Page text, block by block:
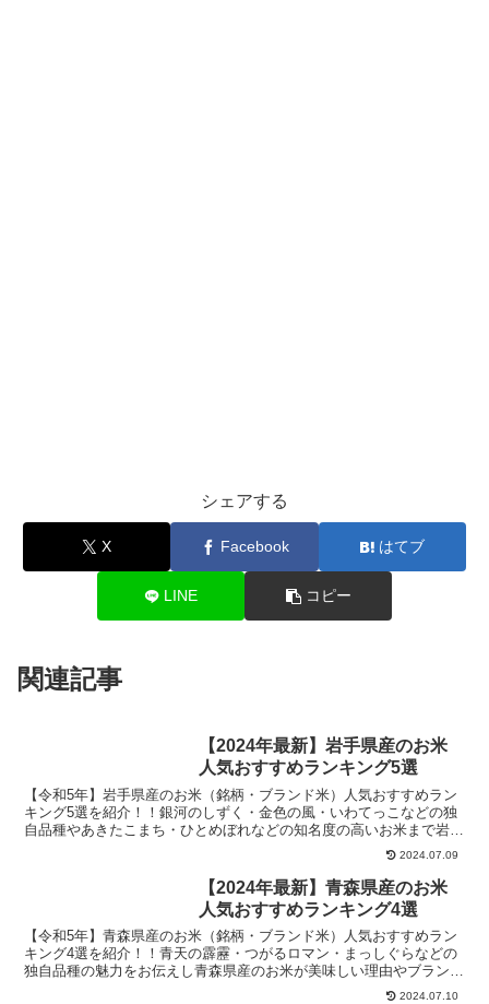
シェアする
X Facebook はてブ
LINE コピー
関連記事
【2024年最新】岩手県産のお米
人気おすすめランキング5選
【令和5年】岩手県産のお米（銘柄・ブランド米）人気おすすめラン
キング5選を紹介！！銀河のしずく・金色の風・いわてっこなどの独
自品種やあきたこまち・ひとめぼれなどの知名度の高いお米まで岩手
県産のお米が美味しい理由やブランド米それぞれの特徴・口コミ、安
2024.07.09
【2024年最新】青森県産のお米
人気おすすめランキング4選
【令和5年】青森県産のお米（銘柄・ブランド米）人気おすすめラン
キング4選を紹介！！青天の霹靂・つがるロマン・まっしぐらなどの
独自品種の魅力をお伝えし青森県産のお米が美味しい理由やブランド
米それぞれの特徴・口コミ、安く買うおすすめの方法なども掲載
2024.07.10